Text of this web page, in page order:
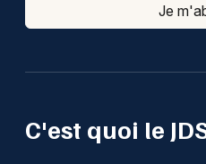
C'est quoi le
Je